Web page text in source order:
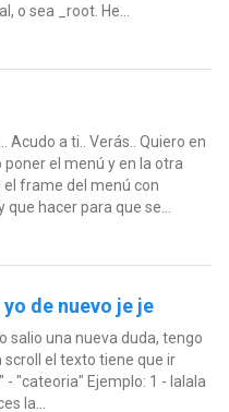
o sea _root. He...
Acudo a ti.. Verás.. Quiero en
el menú y en la otra
el frame del menú con
hacer para que se...
de nuevo je je
salio una nueva duda, tengo
el texto tiene que ir
"cateoria" Ejemplo: 1 - lalala
la...